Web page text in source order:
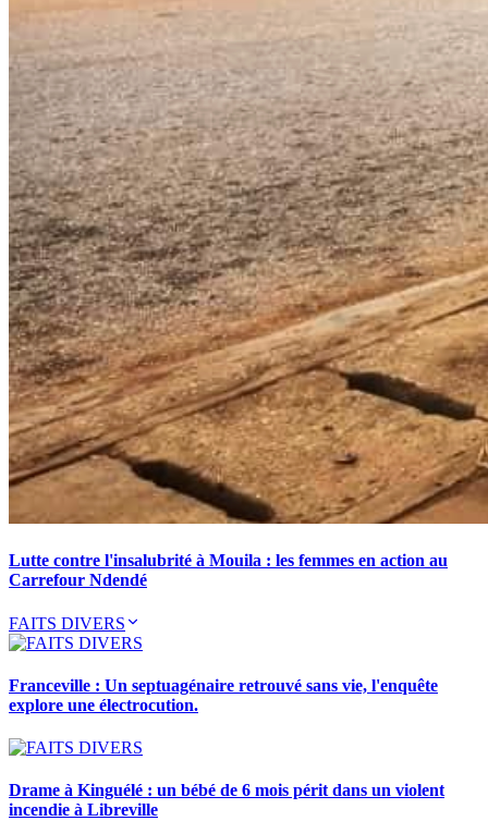
Lutte contre l'insalubrité à Mouila : les femmes en action au
Carrefour Ndendé
FAITS DIVERS
Franceville : Un septuagénaire retrouvé sans vie, l'enquête
explore une électrocution.
Drame à Kinguélé : un bébé de 6 mois périt dans un violent
incendie à Libreville